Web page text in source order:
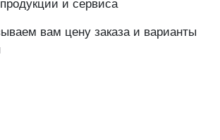
и сервиса
вам цену заказа и варианты